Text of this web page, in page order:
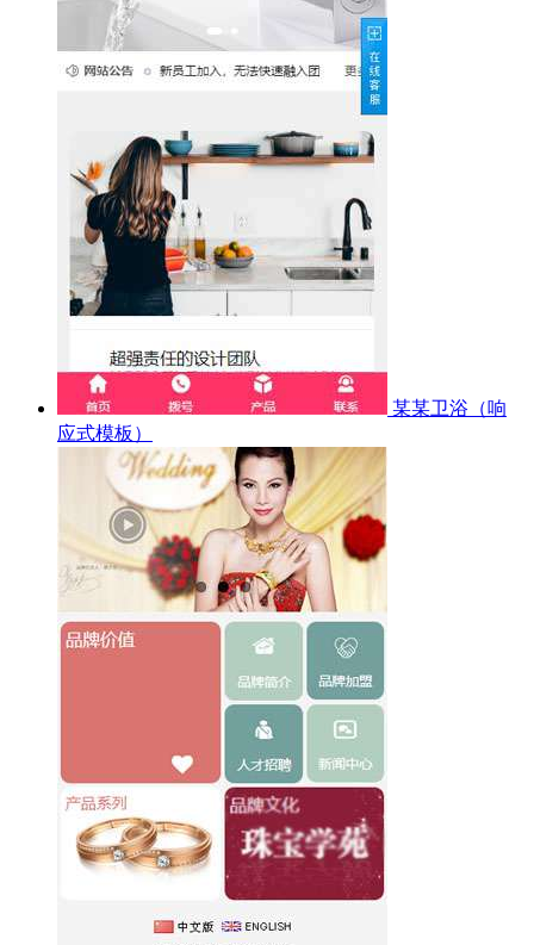
某某卫浴（响
应式模板）